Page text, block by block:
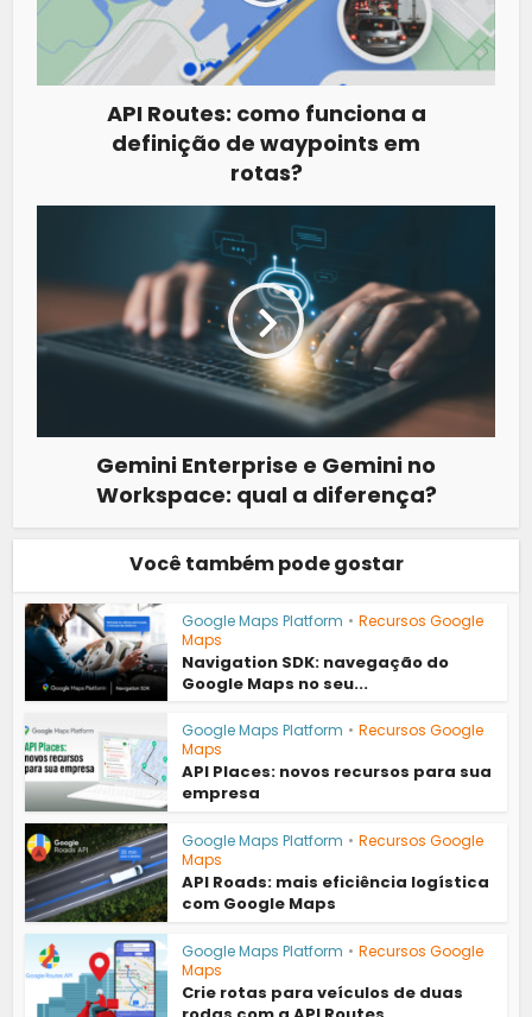
API Routes: como funciona a
definição de waypoints em
rotas?
Gemini Enterprise e Gemini no
Workspace: qual a diferença?
Você também pode gostar
Google Maps Platform • Recursos Google
Maps
Navigation SDK: navegação do
Google Maps no seu...
Google Maps Platform • Recursos Google
Maps
API Places: novos recursos para sua
empresa
Google Maps Platform • Recursos Google
Maps
API Roads: mais eficiência logística
com Google Maps
Google Maps Platform • Recursos Google
Maps
Crie rotas para veículos de duas